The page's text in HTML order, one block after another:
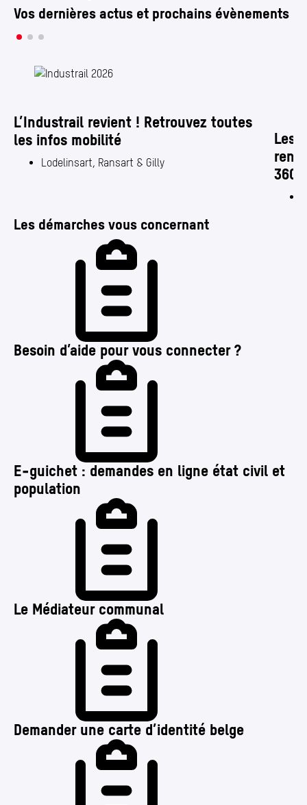
Annuaire
Vos dernières actus et prochains évènements
L’Industrail revient ! Retrouvez toutes
les infos mobilité
Lodelinsart, Ransart & Gilly
Les
360
Les démarches vous concernant
Besoin d’aide pour vous connecter ?
E‑guichet : demandes en ligne état civil et
population
Le Médiateur communal
Demander une carte d’identité belge